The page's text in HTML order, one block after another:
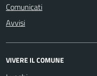
Comunicati
Avvisi
VIVERE IL COMUNE